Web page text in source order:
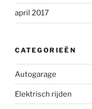
april 2017
CATEGORIEËN
Autogarage
Elektrisch rijden